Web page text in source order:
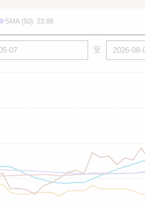
SMA (50): 23.88
至